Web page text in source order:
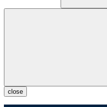
close